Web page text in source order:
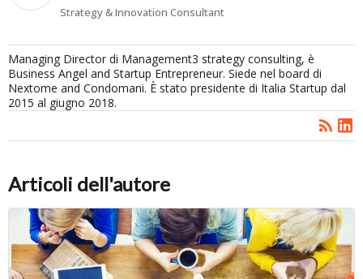
Strategy & Innovation Consultant
Managing Director di Management3 strategy consulting, è
Business Angel and Startup Entrepreneur. Siede nel board di
Nextome and Condomani. È stato presidente di Italia Startup dal
2015 al giugno 2018.
Articoli dell'autore